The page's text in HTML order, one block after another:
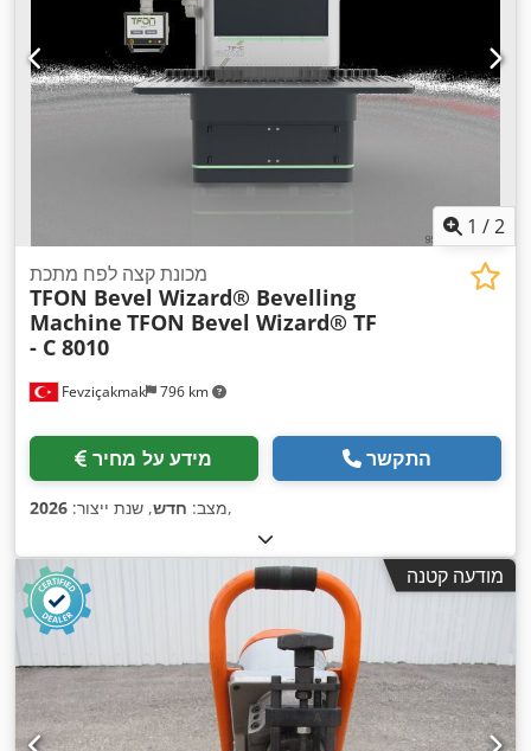
1 /2
Fevziçakmak 796 km
מכונת קצה לפח מתכת
TFON Bevel Wizard®️ Bevelling
Machine TFON Bevel Wizard®️ TF
- C 8010
מידע על מחיר התקשר
מצב: חדש, שנת ייצור: 2026 ,
מודעה קטנה